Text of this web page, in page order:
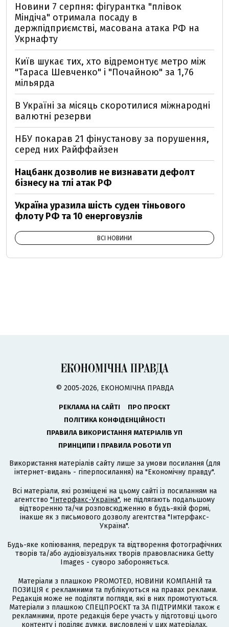
Новини 7 серпня: фігурантка "плівок
Міндіча" отримала посаду в
держпідприємстві, масована атака РФ на
Укрнафту
Київ шукає тих, хто відремонтує метро між
"Тараса Шевченко" і "Почайною" за 1,76
мільярда
В Україні за місяць скоротилися міжнародні
валютні резерви
НБУ покарав 21 фінустанову за порушення,
серед них Райффайзен
Нацбанк дозволив не визнавати дефолт
бізнесу на тлі атак РФ
Україна уразила шість суден тіньового
флоту РФ та 10 енерговузлів
ВСІ НОВИНИ
© 2005-2026, ЕКОНОМІЧНА ПРАВДА
РЕКЛАМА НА САЙТІ
ПРО ПРОЄКТ
ПОЛІТИКА КОНФІДЕНЦІЙНОСТІ
ПРАВИЛА ВИКОРИСТАННЯ МАТЕРІАЛІВ УП
ПРИНЦИПИ І ПРАВИЛА РОБОТИ УП
Використання матеріалів сайту лише за умови посилання (для
інтернет-видань - гіперпосилання) на "Економічну правду".
Всі матеріали, які розміщені на цьому сайті із посиланням на
агентство "Інтерфакс-Україна", не підлягають подальшому
відтворенню та/чи розповсюдженню в будь-якій формі,
інакше як з письмового дозволу агентства "Інтерфакс-
Україна".
Будь-яке копіювання, передрук та відтворення фотографічних
творів та/або аудіовізуальних творів правовласника Getty
Images - суворо забороняється.
Матеріали з плашкою PROMOTED, НОВИНИ КОМПАНІЙ та
ПОЗИЦІЯ є рекламними та публікуються на правах реклами.
Редакція може не поділяти погляди, які в них промотуються.
Матеріали з плашкою СПЕЦПРОЄКТ та ЗА ПІДТРИМКИ також є
рекламними, проте редакція бере участь у підготовці цього
контенту і поділяє думки, висловлені у цих матеріалах.